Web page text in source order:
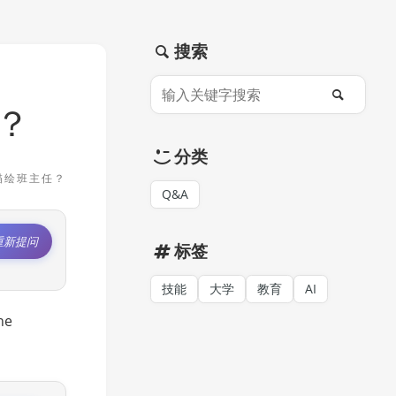
班主任？
新提问
搜索
分类
Q&A
标签
技能 大学 教育 AI